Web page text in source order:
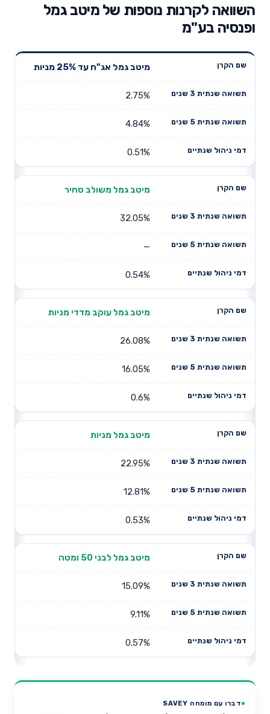
השוואה לקרנות נוספות של מיטב גמל
ופנסיה בע"מ
שנים
תשואה
דמי ניהול
מיטב גמל אג"ח עד 25% מניות
2.75%
4.84%
0.51%
מיטב גמל משולב סחיר
32.05%
—
0.54%
מיטב גמל עוקב מדדי מניות
26.08%
16.05%
0.6%
מיטב גמל מניות
22.95%
12.81%
0.53%
מיטב גמל לבני 50 ומטה
15.09%
9.11%
0.57%
דברו עם מומחה SAVEY